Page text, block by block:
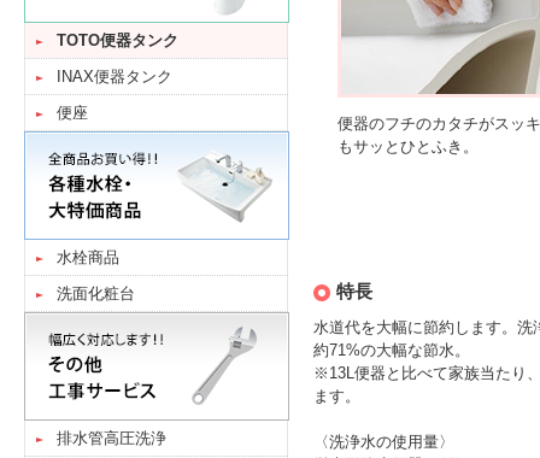
TOTO便器タンク
INAX便器タンク
便座
水栓商品
洗面化粧台
排水管高圧洗浄
便器のフチのカタチがスッ
もサッとひとふき。
特長
水道代を大幅に節約します。
約71%の大幅な節水。
※13L便器と比べて家族当たり
ます。
〈洗浄水の使用量〉